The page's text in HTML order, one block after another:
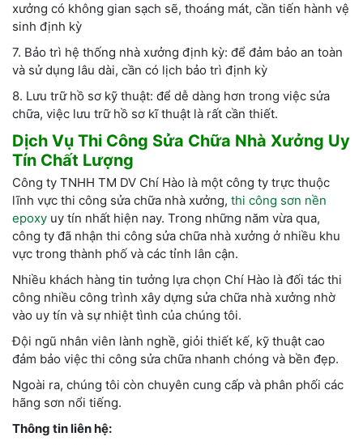
xưởng có không gian sạch sẽ, thoáng mát, cần tiến hành vệ
sinh định kỳ
7. Bảo trì hệ thống nhà xưởng định kỳ: để đảm bảo an toàn
và sử dụng lâu dài, cần có lịch bảo trì định kỳ
8. Lưu trữ hồ sơ kỹ thuật: để dễ dàng hơn trong việc sửa
chữa, việc lưu trữ hồ sơ kĩ thuật là rất cần thiết.
Dịch Vụ Thi Công Sửa Chữa Nhà Xưởng Uy
Tín Chất Lượng
Công ty TNHH TM DV Chí Hào là một công ty trực thuộc
lĩnh vực thi công sửa chữa nhà xưởng, thi công sơn nền
epoxy uy tín nhất hiện nay. Trong những năm vừa qua,
công ty đã nhận thi công sửa chữa nhà xưởng ở nhiều khu
vực trong thành phố và các tỉnh lân cận.
Nhiều khách hàng tin tưởng lựa chọn Chí Hào là đối tác thi
công nhiều công trình xây dựng sửa chữa nhà xưởng nhờ
vào uy tín và sự nhiệt tình của chúng tôi.
Đội ngũ nhân viên lành nghề, giỏi thiết kế, kỹ thuật cao
đảm bảo việc thi công sửa chữa nhanh chóng và bền đẹp.
Ngoài ra, chúng tôi còn chuyên cung cấp và phân phối các
hãng sơn nổi tiếng.
Thông tin liên hệ: